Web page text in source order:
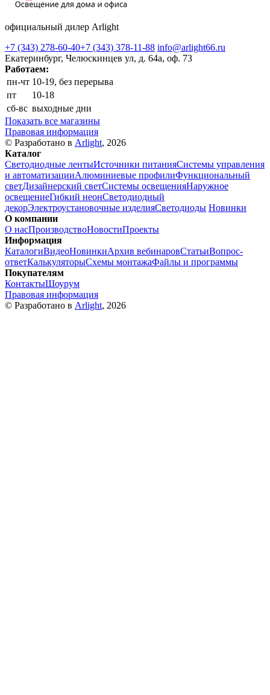
официальный дилер Arlight
+7 (343) 278-60-40+7 (343) 378-11-88 info@arlight66.ru
Екатеринбург, Челюскинцев ул, д. 64а, оф. 73
Работаем:
пн-чт 10-19, без перерыва
пт
10-18
сб-вс выходные дни
Показать все магазины
Правовая информация
© Разработано в Arlight, 2026
Каталог
Светодиодные лентыИсточники питанияСистемы управления
и автоматизацииАлюминиевые профилиФункциональный
светДизайнерский светСистемы освещенияНаружное
освещениеГибкий неонСветодиодный
декорЭлектроустановочные изделияСветодиоды Новинки
О компании
О насПроизводствоНовостиПроекты
Информация
КаталогиВидеоНовинкиАрхив вебинаровСтатьиВопрос-
ответКалькуляторыСхемы монтажаФайлы и программы
Покупателям
КонтактыШоурум
Правовая информация
© Разработано в Arlight, 2026